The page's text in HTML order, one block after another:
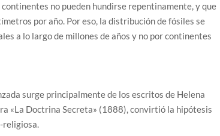
no pueden hundirse repentinamente, y que
por año. Por eso, la distribución de fósiles se
a lo largo de millones de años y no por continentes
surge principalmente de los escritos de Helena
«La Doctrina Secreta» (1888), convirtió la hipótesis